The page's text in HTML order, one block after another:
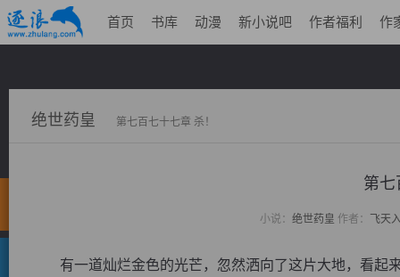
首页 书库 动漫 新小说吧 作者福利 作
绝世药皇 第七百七十七章 杀！
第七
小说： 绝世药皇 作者： 飞天
有一道灿烂金色的光芒，忽然洒向了这片大地，看起